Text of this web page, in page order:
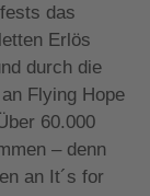
das
Erlös
durch die
Flying Hope
60.000
– denn
an It´s for